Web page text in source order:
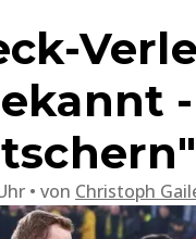
von Christoph